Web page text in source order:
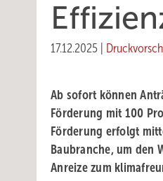
17.12.2025
Ab sofort können
Förderung mit 100
Förderung erfolgt
Baubranche, um den
Anreize zum